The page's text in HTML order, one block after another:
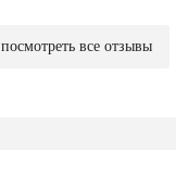
посмотреть все отзывы